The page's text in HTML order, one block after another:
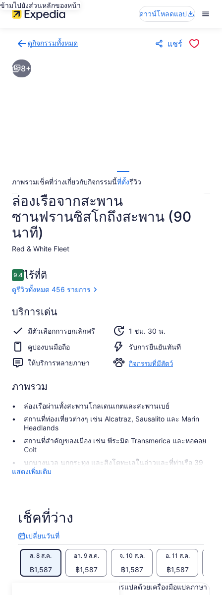
ข้ามไปยังส่วนหลักของหน้า
ดาวน์โหลดแอป
ดูกิจกรรมทั้งหมด
ไป
ยัง
หน้า
แชร์
8+
ภาพรวมเช็คที่ว่างเกี่ยวกับกิจกรรมนี้ที่ตั้งรีวิว
ล่องเรือจากสะพาน
ซานฟรานซิสโกถึงสะพาน (90
นาที)
Red & White Fleet​
รีวิว
9.49.4 จาก 10
ไร้ที่ติ
ดูรีวิวทั้งหมด 456 รายการ
9.4 จาก 10
ไร้
ติ
ดูรีวิว
ทั้งหมด
456
บริการเด่น
มีตัวเลือกการยกเลิกฟรี
1 ชม. 30 น.
คูปองบนมือถือ
รับการยืนยันทันที
ให้บริการหลายภาษา
กิจกรรมที่มีสัตว์
ภาพรวม
ล่องเรือผ่านทั้งสะพานโกลเดนเกตและสะพานเบย์
สถานที่ท่องเที่ยวต่างๆ เช่น Alcatraz, Sausalito และ Marin
Headlands
สถานที่สำคัญของเมือง เช่น พีระมิด Transmerica และหอคอย
Coit
นกนางนวล นกกระทุง และสิงโตทะเลในอ่าวและที่ท่าเรือ 39
แสดงเพิ่มเติม
เช็คที่ว่าง
เปลี่ยนวันที่
เปลี่ยน
วัน
ส. 8 ส.ค.
฿1,587
อา. 9 ส.ค.
฿1,587
จ. 10 ส.ค.
฿1,587
อ. 11 ส.ค.
฿1,587
เนื้อหาในหน้านี้อาจได้รับการแปลด้วยเครื่องมือแปลภาษา